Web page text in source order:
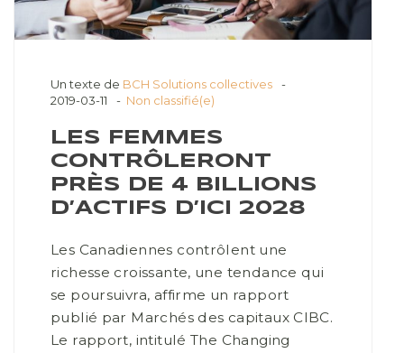
Un texte de BCH Solutions collectives
2019-03-11
Non classifié(e)
LES FEMMES
CONTRÔLERONT
PRÈS DE 4 BILLIONS
D’ACTIFS D’ICI 2028
Les Canadiennes contrôlent une
richesse croissante, une tendance qui
se poursuivra, affirme un rapport
publié par Marchés des capitaux CIBC.
Le rapport, intitulé The Changing